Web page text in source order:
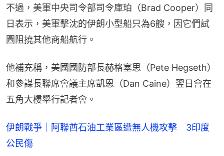
不過，美軍中央司令部司令庫珀（Brad Cooper）同
日表示，美軍擊沈的伊朗小型船只為6艘，因它們試
圖阻撓其他商船航行。
他補充稱，美國國防部長赫格塞思（Pete Hegseth）
和參謀長聯席會議主席凱恩（Dan Caine）翌日會在
五角大樓舉行記者會。
伊朗戰爭｜阿聯酋石油工業區遭無人機攻擊 3印度
公民傷